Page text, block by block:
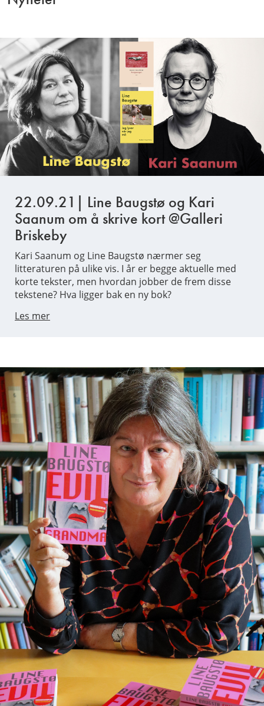
22.09.21| Line Baugstø og Kari
Saanum om å skrive kort @Galleri
Briskeby
Kari Saanum og Line Baugstø nærmer seg
litteraturen på ulike vis. I år er begge aktuelle med
korte tekster, men hvordan jobber de frem disse
tekstene? Hva ligger bak en ny bok?
Les mer